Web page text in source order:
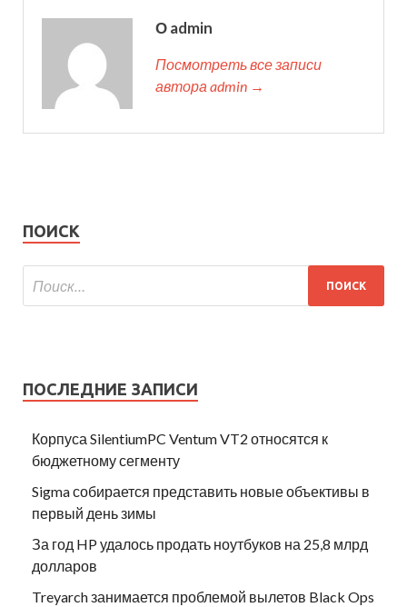
О admin
Посмотреть все записи
автора admin →
ПОИСК
ПОСЛЕДНИЕ ЗАПИСИ
Корпуса SilentiumPC Ventum VT2 относятся к
бюджетному сегменту
Sigma собирается представить новые объективы в
первый день зимы
За год HP удалось продать ноутбуков на 25,8 млрд
долларов
Treyarch занимается проблемой вылетов Black Ops